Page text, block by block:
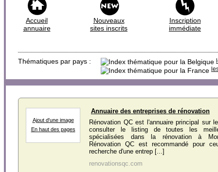
Accueil
annuaire
Nouveaux
sites inscrits
Inscription
immédiate
Thématiques par pays :
Ajout d'une image
En haut des pages
Annuaire des entreprises de rénovation
Rénovation QC est l'annuaire principal sur
consulter le listing de toutes les
spécialisées dans la rénovation à
Rénovation QC est recommandé pour
recherche d'une entrep [...]
renovationsqc.com